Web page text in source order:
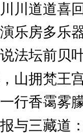
川川道
演乐房
说法坛
，山拥
一行香
与三藏道